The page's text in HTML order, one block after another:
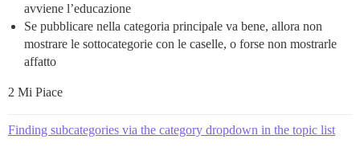
avviene l’educazione
Se pubblicare nella categoria principale va bene, allora non
mostrare le sottocategorie con le caselle, o forse non mostrarle
affatto
2 Mi Piace
Finding subcategories via the category dropdown in the topic list